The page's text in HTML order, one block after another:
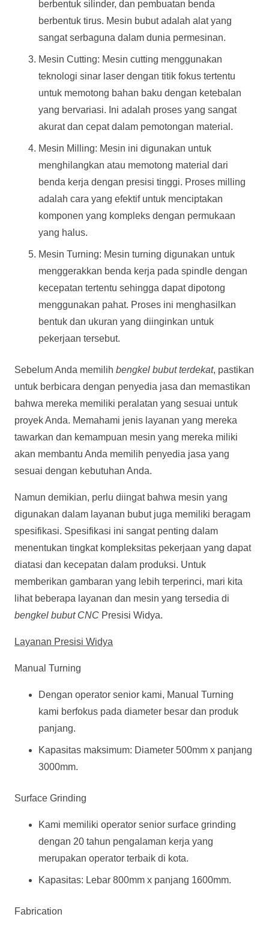
berbentuk silinder, dan pembuatan benda
berbentuk tirus. Mesin bubut adalah alat yang
sangat serbaguna dalam dunia permesinan.
Mesin Cutting: Mesin cutting menggunakan
teknologi sinar laser dengan titik fokus tertentu
untuk memotong bahan baku dengan ketebalan
yang bervariasi. Ini adalah proses yang sangat
akurat dan cepat dalam pemotongan material.
Mesin Milling: Mesin ini digunakan untuk
menghilangkan atau memotong material dari
benda kerja dengan presisi tinggi. Proses milling
adalah cara yang efektif untuk menciptakan
komponen yang kompleks dengan permukaan
yang halus.
Mesin Turning: Mesin turning digunakan untuk
menggerakkan benda kerja pada spindle dengan
kecepatan tertentu sehingga dapat dipotong
menggunakan pahat. Proses ini menghasilkan
bentuk dan ukuran yang diinginkan untuk
pekerjaan tersebut.
Sebelum Anda memilih bengkel bubut terdekat, pastikan
untuk berbicara dengan penyedia jasa dan memastikan
bahwa mereka memiliki peralatan yang sesuai untuk
proyek Anda. Memahami jenis layanan yang mereka
tawarkan dan kemampuan mesin yang mereka miliki
akan membantu Anda memilih penyedia jasa yang
sesuai dengan kebutuhan Anda.
Namun demikian, perlu diingat bahwa mesin yang
digunakan dalam layanan bubut juga memiliki beragam
spesifikasi. Spesifikasi ini sangat penting dalam
menentukan tingkat kompleksitas pekerjaan yang dapat
diatasi dan kecepatan dalam produksi. Untuk
memberikan gambaran yang lebih terperinci, mari kita
lihat beberapa layanan dan mesin yang tersedia di
bengkel bubut CNC Presisi Widya.
Layanan Presisi Widya
Manual Turning
Dengan operator senior kami, Manual Turning
kami berfokus pada diameter besar dan produk
panjang.
Kapasitas maksimum: Diameter 500mm x panjang
3000mm.
Surface Grinding
Kami memiliki operator senior surface grinding
dengan 20 tahun pengalaman kerja yang
merupakan operator terbaik di kota.
Kapasitas: Lebar 800mm x panjang 1600mm.
Fabrication